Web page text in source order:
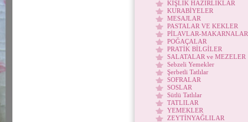
KIŞLIK HAZIRLIKLAR
KURABİYELER
MESAJLAR
PASTALAR VE KEKLER
PİLAVLAR-MAKARNALAR
POĞAÇALAR
PRATİK BİLGİLER
SALATALAR ve MEZELER
Sebzeli Yemekler
Şerbetli Tatlılar
SOFRALAR
SOSLAR
Sütlü Tatlılar
TATLILAR
YEMEKLER
ZEYTİNYAĞLILAR